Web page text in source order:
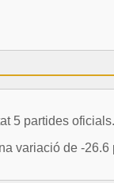
5 partides oficials.
variació de -